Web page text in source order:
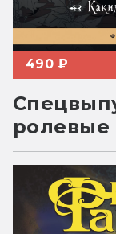
490 ₽
ролевые